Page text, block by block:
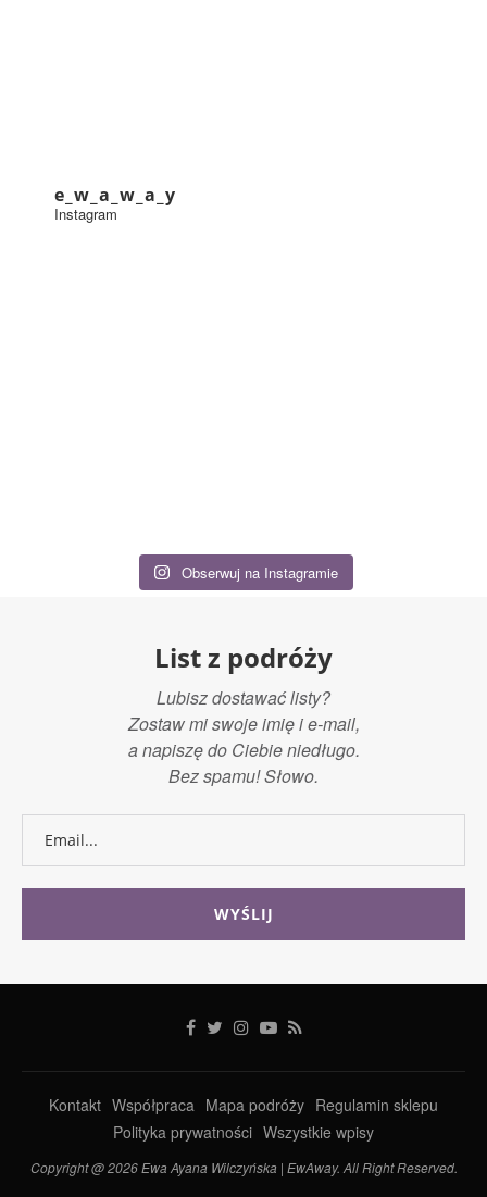
e_w_a_w_a_y
Instagram
Obserwuj na Instagramie
List z podróży
Lubisz dostawać listy?
Zostaw mi swoje imię i e-mail,
a napiszę do Ciebie niedługo.
Bez spamu! Słowo.
Kontakt Współpraca Mapa podróży Regulamin sklepu
Polityka prywatności Wszystkie wpisy
Copyright @ 2026 Ewa Ayana Wilczyńska | EwAway. All Right Reserved.